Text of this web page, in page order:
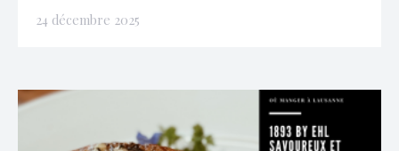
24 décembre 2025